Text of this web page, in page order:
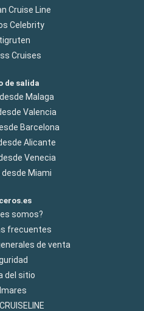
Cruise Line
Celebrity
Cruises
de salida
Malaga
Valencia
Barcelona
Alicante
Venecia
Miami
somos?
frecuentes
de venta
del sitio